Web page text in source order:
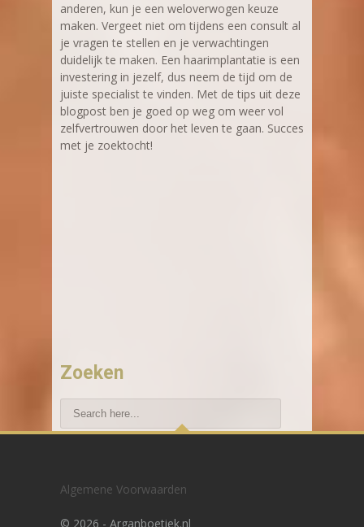
anderen, kun je een weloverwogen keuze
maken. Vergeet niet om tijdens een consult al
je vragen te stellen en je verwachtingen
duidelijk te maken. Een haarimplantatie is een
investering in jezelf, dus neem de tijd om de
juiste specialist te vinden. Met de tips uit deze
blogpost ben je goed op weg om weer vol
zelfvertrouwen door het leven te gaan. Succes
met je zoektocht!
Zoeken
Algemene Voorwaarden
© 2026 - Arganboetiek.nl